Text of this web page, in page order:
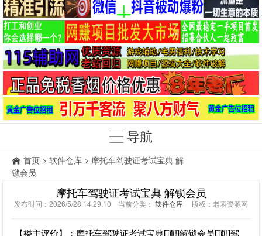
导航
首页 > 软件仓库 > 摩托车驾驶证考试宝典 解
锁会员
摩托车驾驶证考试宝典 解锁会员
发布时间：2026/5/28 14:29:10 当前分类： 软件仓库 版权：老表资源网
【楼主评价】：摩托车驾驶证考试宝典[顶!]解锁会员[顶!]驾